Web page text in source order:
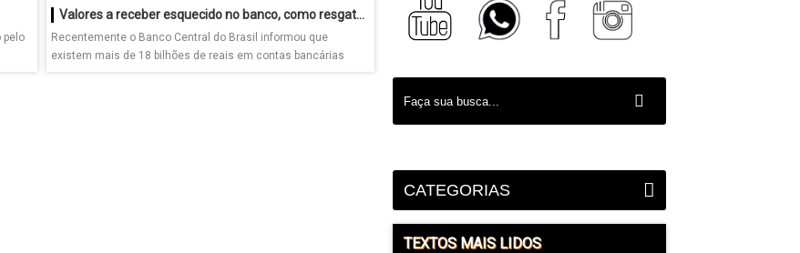
pelo
Valores a receber esquecido no banco, como resgatar?
Recentemente o Banco Central do Brasil informou que
existem mais de 18 bilhões de reais em contas bancárias
CATEGORIAS
TEXTOS MAIS LIDOS